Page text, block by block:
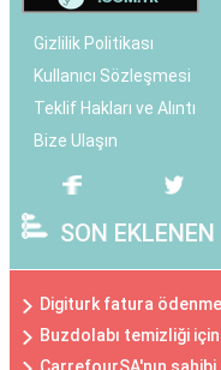
Gizlilik Politikası
Kullanıcı Sözleşmesi
Teklif Hakları ve Alıntı
Bize Ulaşın
SON
Digiturk fatura
Buzdolabı temizliği